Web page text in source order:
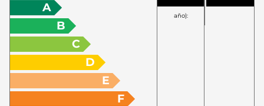
año):
A
B
C
D
E
F